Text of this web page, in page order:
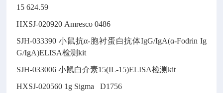
15 624.59
HXSJ-020920 Amresco 0486
SJH-033390 小鼠抗α-胞衬蛋白抗体IgG/IgA(α-Fodrin Ig
G/IgA)ELISA检测kit
SJH-033006 小鼠白介素15(IL-15)ELISA检测kit
HXSJ-020560 1g Sigma D1756